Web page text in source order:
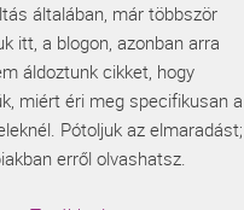
általában, már többször
itt, a blogon, azonban arra
áldoztunk cikket, hogy
miért éri meg specifikusan a
Pótoljuk az elmaradást;
erről olvashatsz.